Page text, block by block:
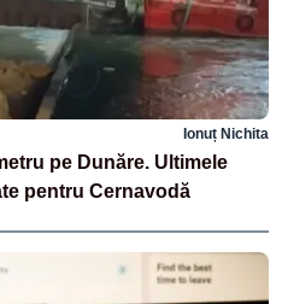
Ionuț Nichita
pe Dunăre. Ultimele
pentru Cernavodă